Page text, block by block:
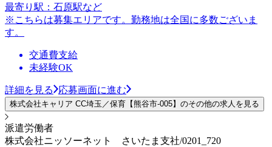
最寄り駅：石原駅など
※こちらは募集エリアです。勤務地は全国に多数ございま
す。
交通費支給
未経験OK
詳細を見る 応募画面に進む
株式会社キャリア CC埼玉／保育【熊谷市-005】のその他の求人を見る
派遣労働者
株式会社ニッソーネット さいたま支社/0201_720